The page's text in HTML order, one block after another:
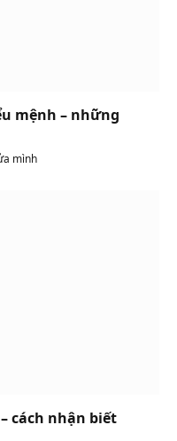
mệnh – những
mình
cách nhận biết